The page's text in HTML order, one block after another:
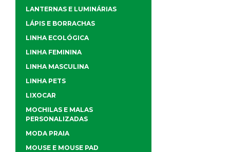
LANTERNAS E LUMINÁRIAS
LÁPIS E BORRACHAS
LINHA ECOLÓGICA
LINHA FEMININA
LINHA MASCULINA
LINHA PETS
LIXOCAR
MOCHILAS E MALAS
PERSONALIZADAS
MODA PRAIA
MOUSE E MOUSE PAD